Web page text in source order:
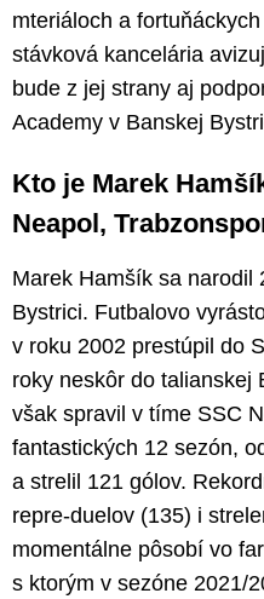
mteriáloch a
stávková kancelária
bude z jej strany aj
Academy v Banskej
Kto je Marek
Neapol,
Marek Hamšík sa narodil
Bystrici. Futbalovo
v roku 2002 prestúpil do
roky neskôr do talianskej
však spravil v tíme SSC
fantastických 12 sezón,
a strelil 121 gólov.
repre-duelov (135) i
momentálne pôsobí vo
s ktorým v sezóne 2021/